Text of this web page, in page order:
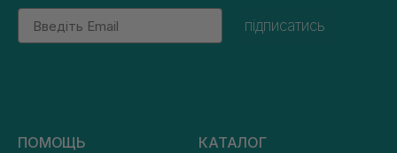
Email
підписатись
ПОМОЩЬ КАТАЛОГ